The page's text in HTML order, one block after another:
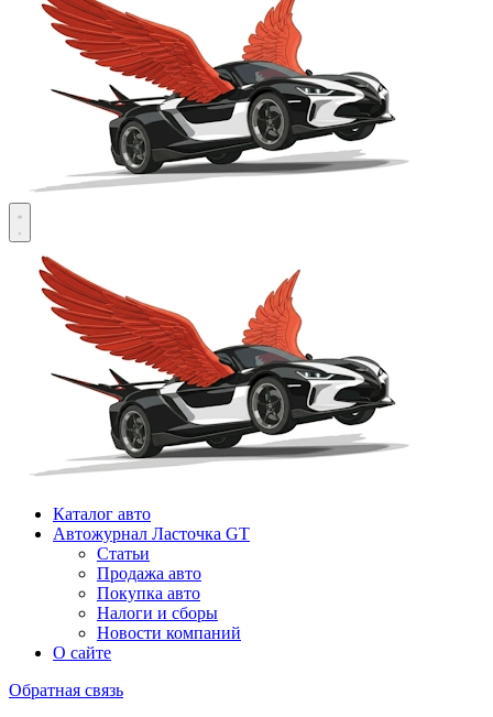
Каталог авто
Автожурнал Ласточка GT
Статьи
Продажа авто
Покупка авто
Налоги и сборы
Новости компаний
О сайте
Обратная связь